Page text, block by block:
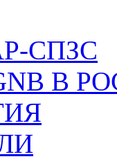
СПЗС
В